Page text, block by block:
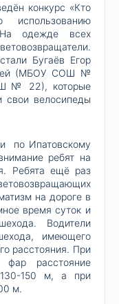
конкурс «Кто
На одежде всех
Бугаёв Егор
(МБОУ СОШ №
№ 22), которые
свои велосипеды
по Ипатовскому
ребят на
Ребята ещё раз
на дороге в
время суток и
Водители
имеющего
расстояния. При
расстояние
150 м, а при
м.